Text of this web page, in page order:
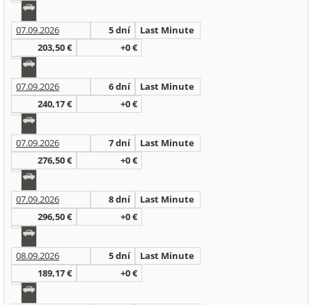
07.09.2026 5 dní
Last Minute
203,50 €
+0 €
07.09.2026 6 dní
Last Minute
240,17 €
+0 €
07.09.2026 7 dní
Last Minute
276,50 €
+0 €
07.09.2026 8 dní
Last Minute
296,50 €
+0 €
08.09.2026 5 dní
Last Minute
189,17 €
+0 €